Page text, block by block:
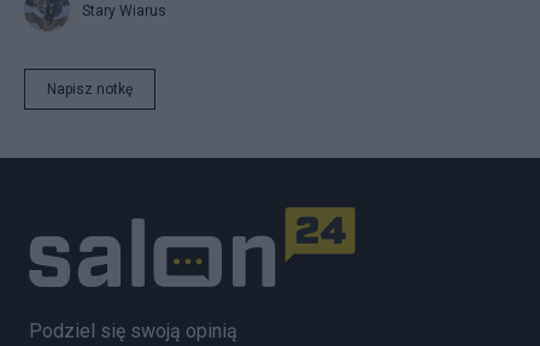
Stary Wiarus
Napisz notkę
Podziel się swoją opinią